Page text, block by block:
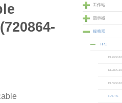
工作站
顥示器
服務器
HPE
DL360G10
PARTS